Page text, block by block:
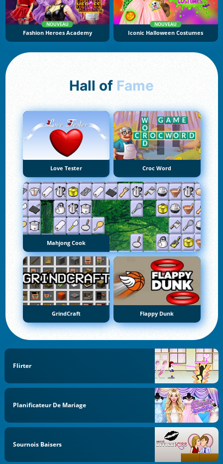
NOUVEAU
Fashion Heroes Academy
NOUVEAU
Iconic Halloween Costumes
Hall of Fame
Love Tester Croc Word
Mahjong Cook
GrindCraft Flappy Dunk
Flirter
Planificateur De Mariage
Sournois Baisers